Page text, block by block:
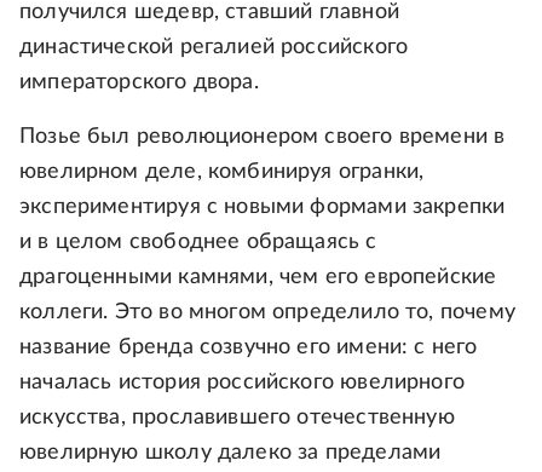
получился шедевр, ставший главной
династической регалией российского
императорского двора.
Позье был революционером своего времени в
ювелирном деле, комбинируя огранки,
экспериментируя с новыми формами закрепки
и в целом свободнее обращаясь с
драгоценными камнями, чем его европейские
коллеги. Это во многом определило то, почему
название бренда созвучно его имени: с него
началась история российского ювелирного
искусства, прославившего отечественную
ювелирную школу далеко за пределами